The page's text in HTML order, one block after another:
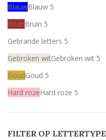
BlauwBlauw 5
BruinBruin 5
Gebrande letters 5
Gebroken witGebroken wit 5
GoudGoud 5
Hard rozeHard roze 5
FILTER OP LETTERTYPE